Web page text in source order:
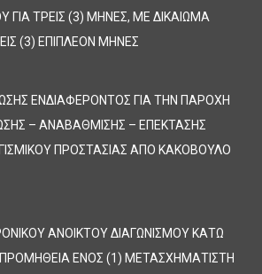
ΤΡΕΙΣ (3) ΜΗΝΕΣ, ΜΕ ΔΙΚΑΙΩΜΑ
(3) ΕΠΙΠΛΕΟΝ ΜΗΝΕΣ
ΕΝΔΙΑΦΕΡΟΝΤΟΣ ΓΙΑ ΤΗΝ ΠΑΡΟΧΗ
– ΑΝΑΒΑΘΜΙΣΗΣ – ΕΠΕΚΤΑΣΗΣ
ΠΡΟΣΤΑΣΙΑΣ ΑΠΟ ΚΑΚΟΒΟΥΛΟ
ΑΝΟΙΚΤΟΥ ΔΙΑΓΩΝΙΣΜΟΥ ΚΑΤΩ
ΠΡΟΜΗΘΕΙΑ ΕΝΟΣ (1) ΜΕΤΑΣΧΗΜΑΤΙΣΤΗ